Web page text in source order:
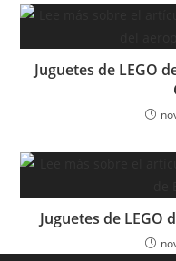
Juguetes de LEGO
Juguetes de LEGO